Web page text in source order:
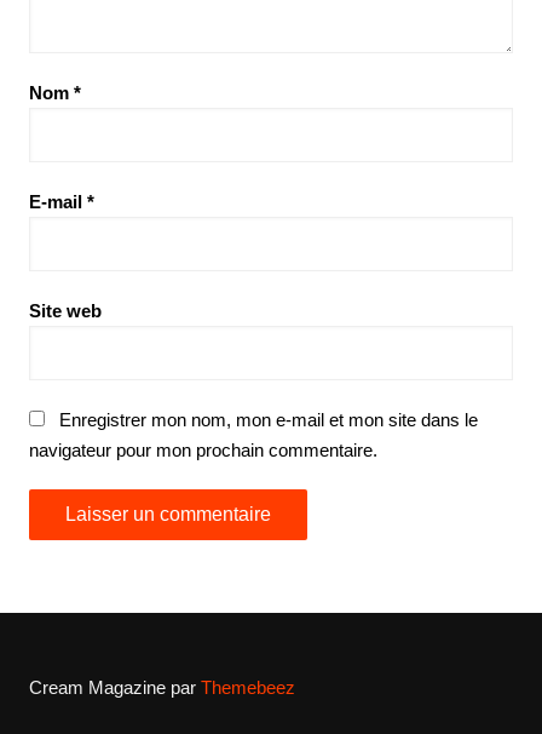
Nom *
E-mail *
Site web
Enregistrer mon nom, mon e-mail et mon site dans le
navigateur pour mon prochain commentaire.
Cream Magazine par Themebeez